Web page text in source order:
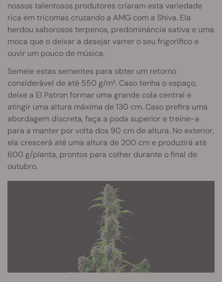
nossos talentosos produtores criaram esta variedade
rica em tricomas cruzando a AMG com a Shiva. Ela
herdou saborosos terpenos, predominância sativa e uma
moca que o deixar a desejar varrer o seu frigorífico e
ouvir um pouco de música.
Semeie estas sementes para obter um retorno
considerável de até 550 g/m². Caso tenha o espaço,
deixe a El Patron formar uma grande cola central e
atingir uma altura máxima de 130 cm. Caso prefira uma
abordagem discreta, faça a poda superior e treine-a
para a manter por volta dos 90 cm de altura. No exterior,
ela crescerá até uma altura de 200 cm e produzirá até
600 g/planta, prontos para colher durante o final de
outubro.